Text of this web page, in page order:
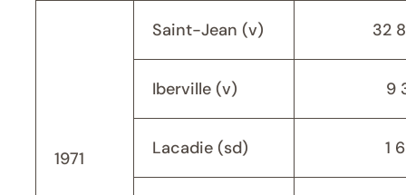
1971
Saint-Jean (v) 32
Iberville (v) 9
Lacadie (sd) 1